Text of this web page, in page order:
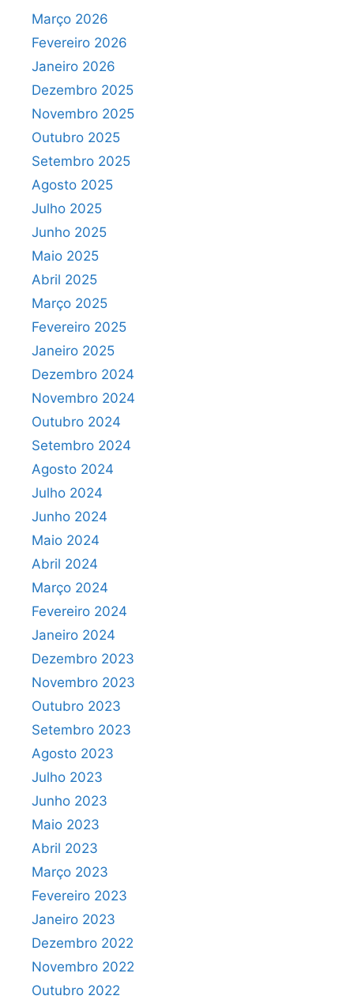
Março 2026
Fevereiro 2026
Janeiro 2026
Dezembro 2025
Novembro 2025
Outubro 2025
Setembro 2025
Agosto 2025
Julho 2025
Junho 2025
Maio 2025
Abril 2025
Março 2025
Fevereiro 2025
Janeiro 2025
Dezembro 2024
Novembro 2024
Outubro 2024
Setembro 2024
Agosto 2024
Julho 2024
Junho 2024
Maio 2024
Abril 2024
Março 2024
Fevereiro 2024
Janeiro 2024
Dezembro 2023
Novembro 2023
Outubro 2023
Setembro 2023
Agosto 2023
Julho 2023
Junho 2023
Maio 2023
Abril 2023
Março 2023
Fevereiro 2023
Janeiro 2023
Dezembro 2022
Novembro 2022
Outubro 2022